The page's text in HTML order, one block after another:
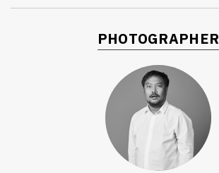
PHOTOGRAPHER